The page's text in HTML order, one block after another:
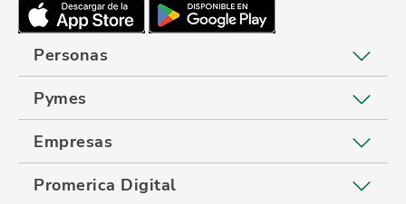
Personas
Pymes
Empresas
Promerica Digital